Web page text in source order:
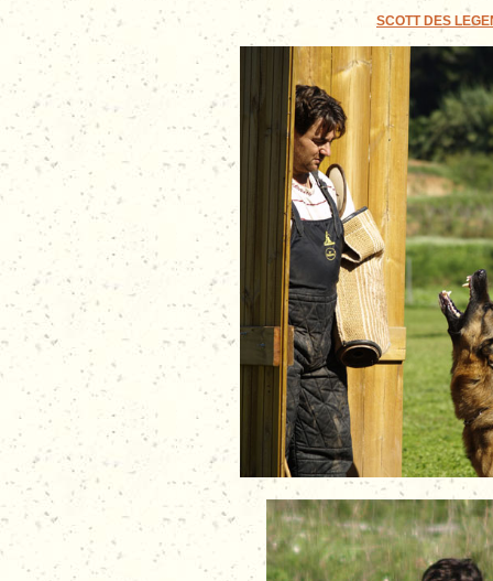
SCOTT DES